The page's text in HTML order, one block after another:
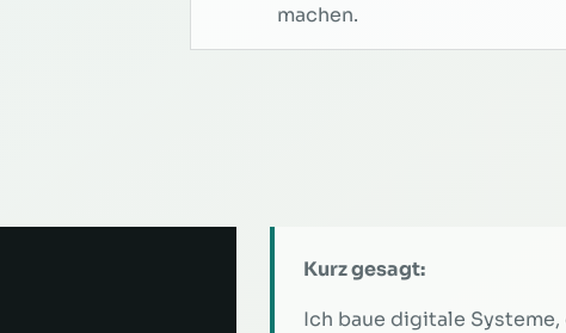
machen.
Kurz gesagt:
Ich baue digitale